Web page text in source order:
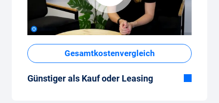
Gesamtkostenvergleich
Günstiger als Kauf oder Leasing